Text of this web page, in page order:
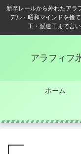
新卒レールから外れたアラ
デル・昭和マインドを捨
工・派遣工まで言
アラフィフ
ホーム